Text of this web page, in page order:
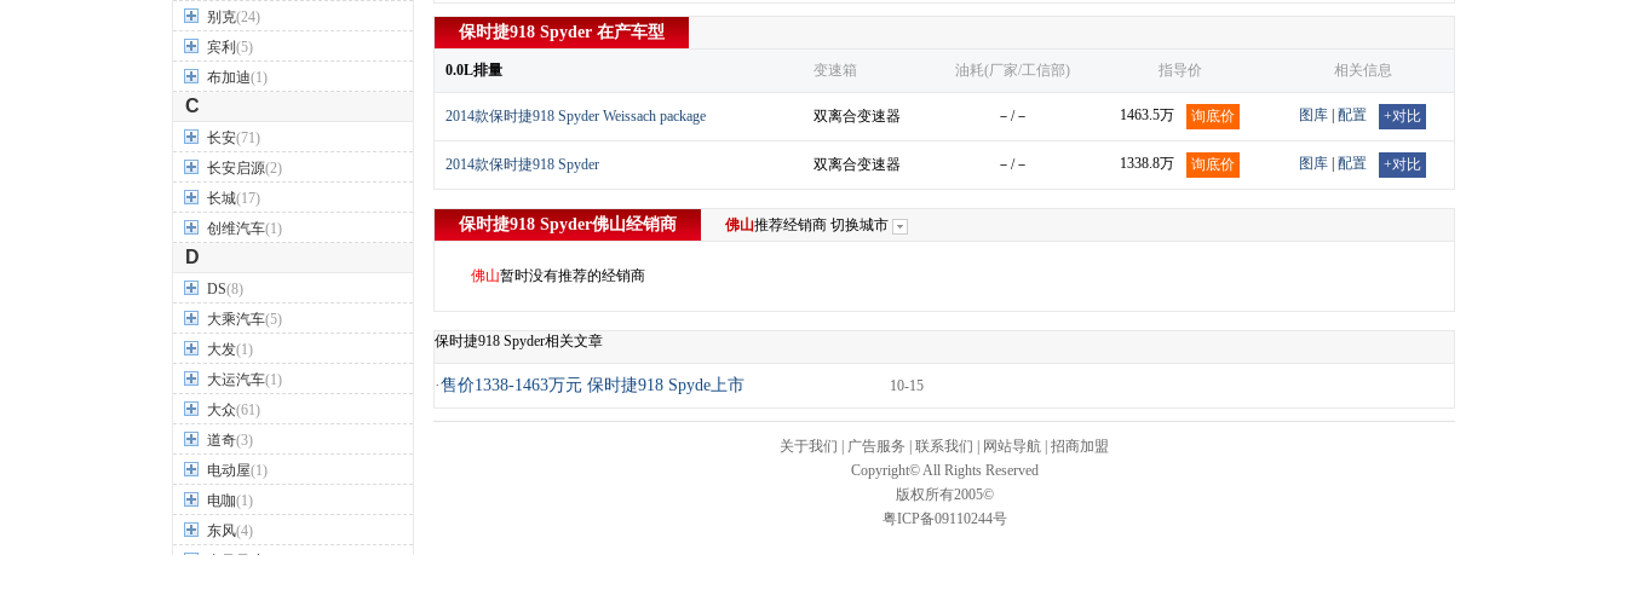
别克(24)
宾利 (5)
布加迪(1)
C
长安(71)
长安启源(2)
长城(17)
创维汽车(1)
D
DS(8)
大乘汽车(5)
大发(1)
大运汽车(1)
大众(61)
道奇(3)
电动屋(1)
电咖(1)
东风(4)
保时捷918 Spyder 在产车型
0.0L排量 变速箱 油耗(厂家/工信部) 指导价 相关信息
2014款保时捷918 Spyder Weissach package 双离合变速器 －/－ 1463.5万 询底价 图库 配置 +对比
2014款保时捷918 Spyder 双离合变速器 －/－ 1338.8万 询底价 图库 配置 +对比
保时捷918 Spyder佛山经销商 佛山推荐经销商 切换城市
佛山暂时没有推荐的经销商
保时捷918 Spyder相关文章
·售价1338-1463万元 保时捷918 Spyde上市 10-15
关于我们 广告服务 联系我们 网站导航 招商加盟
Copyright© All Rights Reserved
版权所有2005©
粤ICP备09110244号